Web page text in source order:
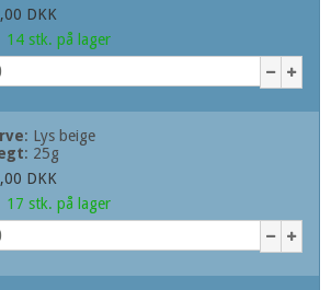
DKK
14 stk. på lager
: Lys beige
: 25g
DKK
17 stk. på lager